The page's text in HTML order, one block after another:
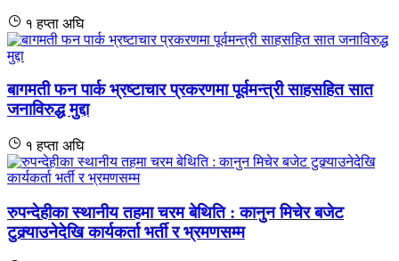
१ हप्ता अघि
बागमती फन पार्क भ्रष्टाचार प्रकरणमा पूर्वमन्त्री साहसहित सात
जनाविरुद्ध मुद्दा
१ हप्ता अघि
रुपन्देहीका स्थानीय तहमा चरम बेथिति : कानुन मिचेर बजेट
टुक्र्याउनेदेखि कार्यकर्ता भर्ती र भ्रमणसम्म